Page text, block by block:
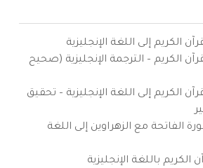
الكريم إلى اللغة الإنجليزية
الكريم – الترجمة الإنجليزية (صحيح
الكريم إلى اللغة الإنجليزية – تحقيق
الفاتحة مع الزهراوين إلى اللغة
الكريم باللغة الإنجليزية